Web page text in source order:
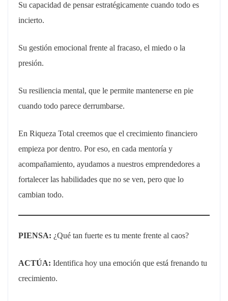
Su capacidad de pensar estratégicamente cuando todo es
incierto.
Su gestión emocional frente al fracaso, el miedo o la
presión.
Su resiliencia mental, que le permite mantenerse en pie
cuando todo parece derrumbarse.
En Riqueza Total creemos que el crecimiento financiero
empieza por dentro. Por eso, en cada mentoría y
acompañamiento, ayudamos a nuestros emprendedores a
fortalecer las habilidades que no se ven, pero que lo
cambian todo.
PIENSA: ¿Qué tan fuerte es tu mente frente al caos?
ACTÚA: Identifica hoy una emoción que está frenando tu
crecimiento.